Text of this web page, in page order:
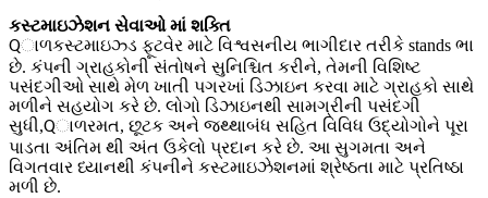
કસ્ટમાઇઝેશન સેવાઓ માં શક્તિ
Qાળકસ્ટમાઇઝ્ડ ફૂટવેર માટે વિશ્વસનીય ભાગીદાર તરીકે stands ભા
છે. કંપની ગ્રાહકોની સંતોષને સુનિશ્ચિત કરીને, તેમની વિશિષ્ટ
પસંદગીઓ સાથે મેળ ખાતી પગરખાં ડિઝાઇન કરવા માટે ગ્રાહકો સાથે
મળીને સહયોગ કરે છે. લોગો ડિઝાઇનથી સામગ્રીની પસંદગી
સુધી,Qાળરમત, છૂટક અને જથ્થાબંધ સહિત વિવિધ ઉદ્યોગોને પૂરા
પાડતા અંતિમ થી અંત ઉકેલો પ્રદાન કરે છે. આ સુગમતા અને
વિગતવાર ધ્યાનથી કંપનીને કસ્ટમાઇઝેશનમાં શ્રેષ્ઠતા માટે પ્રતિષ્ઠા
મળી છે.